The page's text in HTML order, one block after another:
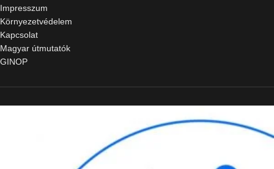
Impresszum
Környezetvédelem
Kapcsolat
Magyar útmutatók
GINOP